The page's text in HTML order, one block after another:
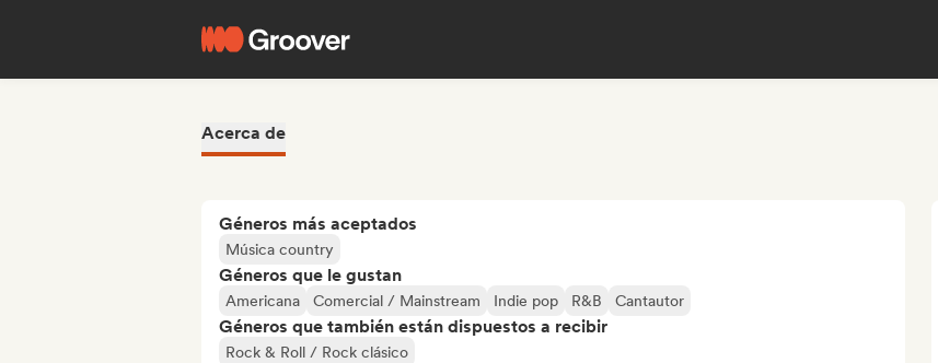
Acerca de
Géneros más aceptados
Música country
Géneros que le gustan
Americana Comercial / Mainstream Indie pop R&B Cantautor
Géneros que también están dispuestos a recibir
Rock & Roll / Rock clásico